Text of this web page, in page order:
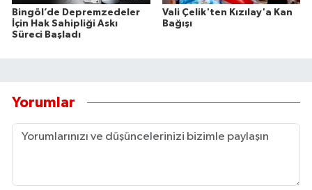
Bingöl’de Depremzedeler
İçin Hak Sahipliği Askı
Süreci Başladı
Vali Çelik'ten Kızılay'a Kan
Bağışı
Yorumlar